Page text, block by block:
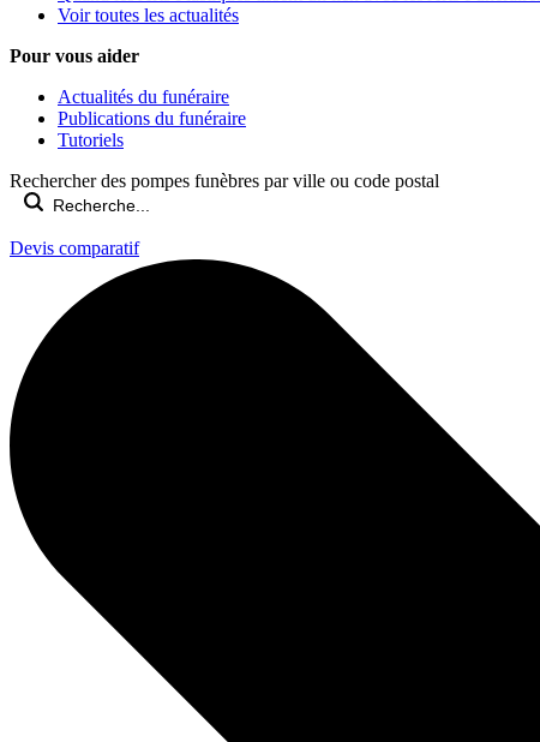
Voir toutes les actualités
Pour vous aider
Actualités du funéraire
Publications du funéraire
Tutoriels
Rechercher des pompes funèbres par ville ou code postal
Devis comparatif